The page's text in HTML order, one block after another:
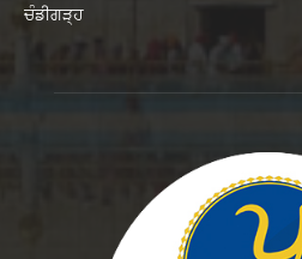
ਚੰਡੀਗੜ੍ਹ